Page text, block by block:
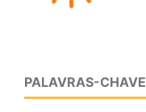
PALAVRAS-CHAVE